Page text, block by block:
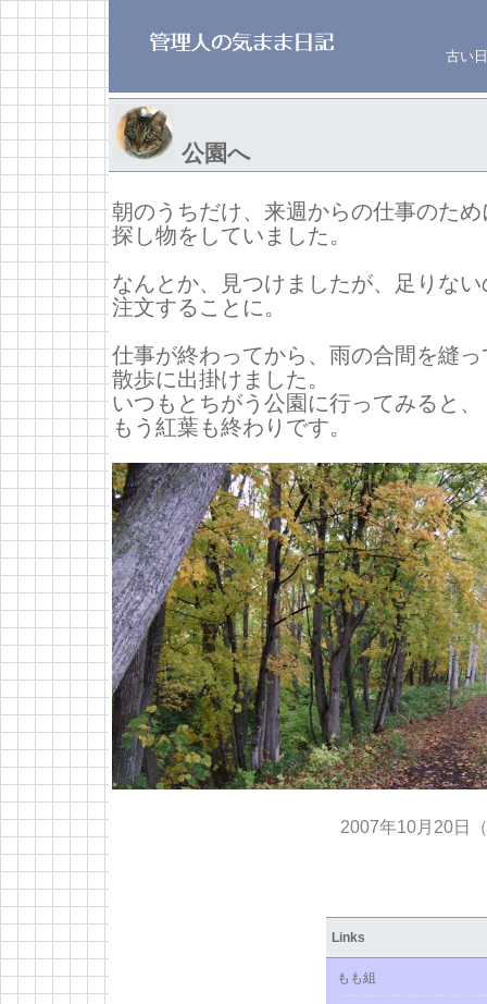
古い
公園へ
朝のうちだけ、来週からの仕事のため
探し物をしていました。
なんとか、見つけましたが、足りな
注文することに。
仕事が終わってから、雨の合間を縫っ
散歩に出掛けました。
いつもとちがう公園に行ってみると、
もう紅葉も終わりです。
2007年10月20日
Links
もも組